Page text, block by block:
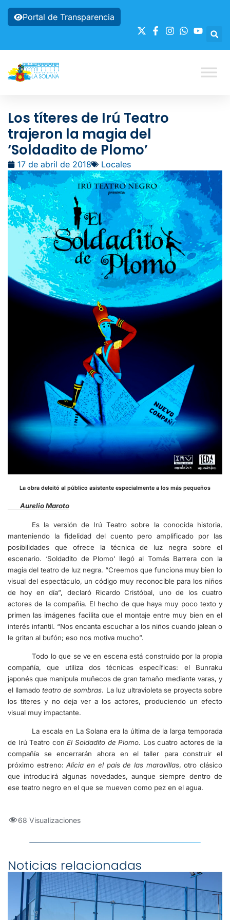
Portal de Transparencia
Los títeres de Irú Teatro
trajeron la magia del
‘Soldadito de Plomo’
17 de abril de 2018 Locales
La obra deleitó al público asistente especialmente a los más pequeños
Aurelio Maroto
Es la versión de Irú Teatro sobre la conocida historia,
manteniendo la fidelidad del cuento pero amplificado por las
posibilidades que ofrece la técnica de luz negra sobre el
escenario. ‘Soldadito de Plomo’ llegó al Tomás Barrera con la
magia del teatro de luz negra. “Creemos que funciona muy bien lo
visual del espectáculo, un código muy reconocible para los niños
de hoy en día”, declaró Ricardo Cristóbal, uno de los cuatro
actores de la compañía. El hecho de que haya muy poco texto y
primen las imágenes facilita que el montaje entre muy bien en el
interés infantil. “Nos encanta escuchar a los niños cuando jalean o
le gritan al bufón; eso nos motiva mucho”.
Todo lo que se ve en escena está construido por la propia
compañía, que utiliza dos técnicas específicas: el Bunraku
japonés que manipula muñecos de gran tamaño mediante varas, y
el llamadoteatro de sombras. La luz ultravioleta se proyecta sobre
los títeres y no deja ver a los actores, produciendo un efecto
visual muy impactante.
La escala en La Solana era la última de la larga temporada
de Irú Teatro conEl Soldadito de Plomo. Los cuatro actores de la
compañía se encerrarán ahora en el taller para construir el
próximo estreno:Alicia en el país de las maravillas, otro clásico
que introducirá algunas novedades, aunque siempre dentro de
ese teatro negro en el que se mueven como pez en el agua.
68 Visualizaciones
Noticias relacionadas